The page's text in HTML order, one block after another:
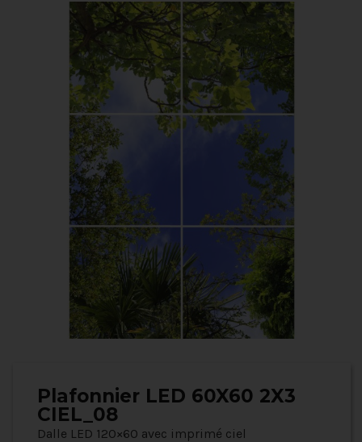
Plafonnier LED 60X60 2X3
CIEL_08
Dalle LED 120×60 avec imprimé ciel